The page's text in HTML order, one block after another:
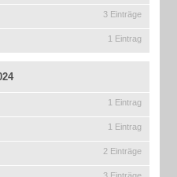
3 Einträge
1 Eintrag
1 Eintrag
1 Eintrag
2 Einträge